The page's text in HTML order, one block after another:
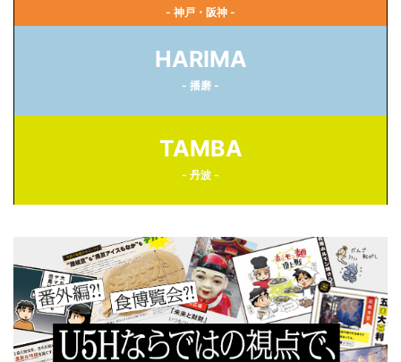
- 神戸・阪神 -
HARIMA
- 播磨 -
TAMBA
- 丹波 -